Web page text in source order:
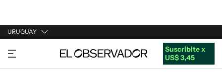
URUGUAY
URUGUAY
ARGENTINA
Suscribite x
US$ 3,45